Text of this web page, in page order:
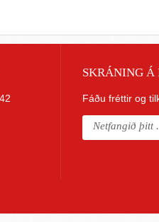
SKRÁNING Á
Fáðu fréttir og